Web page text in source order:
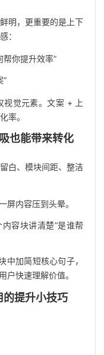
明，更重要的是上下
：
帮你提升效率”
”
视觉元素。文案 + 上
率。
也能带来转化
白、模块间距、整洁
屏内容压到头晕。
容块讲清楚“是谁帮
中加简短核心句子，
户快速理解价值。
提升小技巧